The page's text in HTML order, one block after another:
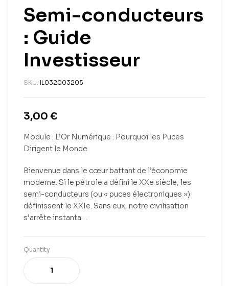
Semi-conducteurs
: Guide
Investisseur
SKU: IL032003205
3,00 €
Module : L’Or Numérique : Pourquoi les Puces
Dirigent le Monde
Bienvenue dans le cœur battant de l’économie
moderne. Si le pétrole a défini le XXe siècle, les
semi-conducteurs (ou « puces électroniques »)
définissent le XXIe. Sans eux, notre civilisation
s’arrête instanta…
Quantity